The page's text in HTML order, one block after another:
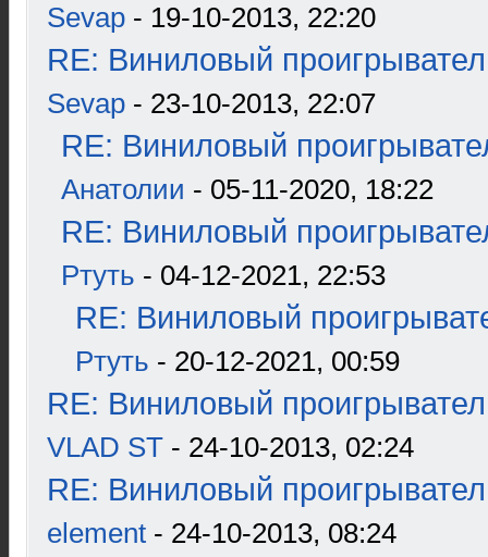
Sevap - 19-10-2013, 22:20
RE: Виниловый
Sevap - 23-10-2013, 22:07
RE: Виниловый
Анатолии - 05-11-2020, 18:22
RE: Виниловый
Ртуть - 04-12-2021, 22:53
RE: Виниловый
Ртуть - 20-12-2021, 00:59
RE: Виниловый
VLAD ST - 24-10-2013, 02:24
RE: Виниловый
element - 24-10-2013, 08:24